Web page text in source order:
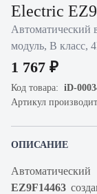
Electric
Автоматический
модуль, B класс,
1 767 ₽
Код товара: iD-
Артикул
ОПИСАНИЕ
EZ9F14463